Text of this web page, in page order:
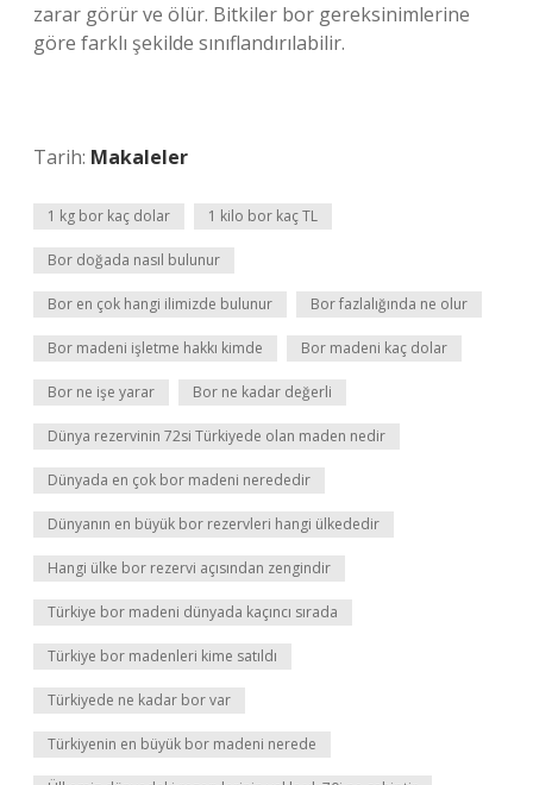
zarar görür ve ölür. Bitkiler bor gereksinimlerine
göre farklı şekilde sınıflandırılabilir.
Tarih: Makaleler
1 kg bor kaç dolar 1 kilo bor kaç TL
Bor doğada nasıl bulunur
Bor en çok hangi ilimizde bulunur Bor fazlalığında ne olur
Bor madeni işletme hakkı kimde Bor madeni kaç dolar
Bor ne işe yarar Bor ne kadar değerli
Dünya rezervinin 72si Türkiyede olan maden nedir
Dünyada en çok bor madeni nerededir
Dünyanın en büyük bor rezervleri hangi ülkededir
Hangi ülke bor rezervi açısından zengindir
Türkiye bor madeni dünyada kaçıncı sırada
Türkiye bor madenleri kime satıldı
Türkiyede ne kadar bor var
Türkiyenin en büyük bor madeni nerede